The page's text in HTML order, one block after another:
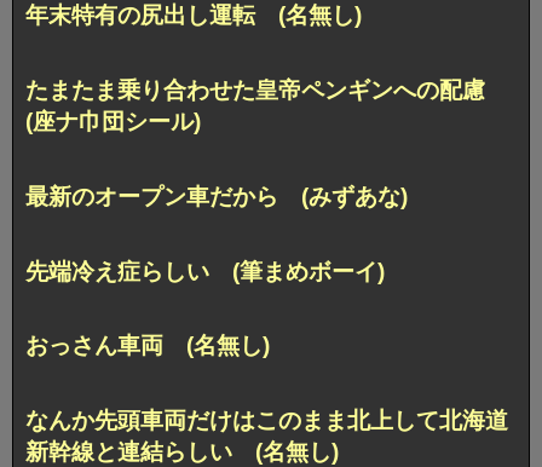
年末特有の尻出し運転 (名無し)
たまたま乗り合わせた皇帝ペンギンへの配慮
(座ナ巾団シール)
最新のオープン車だから (みずあな)
先端冷え症らしい (筆まめボーイ)
おっさん車両 (名無し)
なんか先頭車両だけはこのまま北上して北海道
新幹線と連結らしい (名無し)